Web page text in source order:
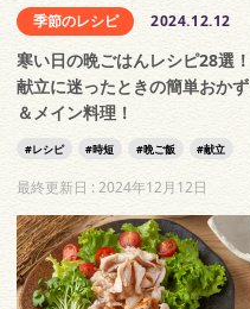
季節のレシピ 2024.12.12
寒い日の晩ごはんレシピ28選！
献立に迷ったときの簡単おかず
＆メイン料理！
レシピ 時短 晩ご飯 献立
最終更新日 :2024年12月12日